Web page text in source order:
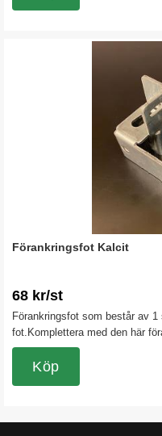
Förankringsfot Kalcit
68 kr/st
Förankringsfot som består av
fot.Komplettera med den här
din lagerhylla i underlaget.
Köp